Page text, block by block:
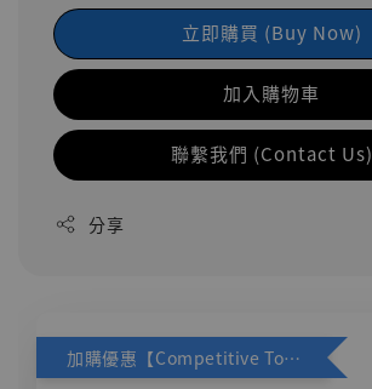
立即購買 (Buy Now)
加入購物車
聯繫我們 (Contact Us)
分享
加購優惠【Competitive Toys 梅西 [CM001]】